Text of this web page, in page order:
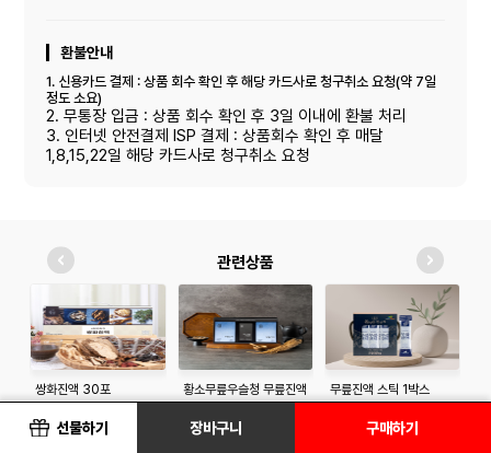
선물하기 장바구니 구매하기
환불안내
1. 신용카드 결제 : 상품 회수 확인 후 해당 카드사로 청구취소 요청(약 7일
정도 소요)
2. 무통장 입금 : 상품 회수 확인 후 3일 이내에 환불 처리
3. 인터넷 안전결제 ISP 결제 : 상품회수 확인 후 매달
1,8,15,22일 해당 카드사로 청구취소 요청
관련상품
쌍화진액 30포
황소무릎우슬청 무릎진액
선물세트
무릎진액 스틱 1박스
(20ml*40포)